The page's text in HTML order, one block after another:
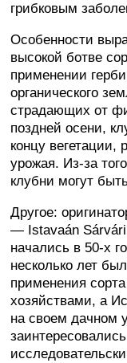
грибковым
Особенности
высокой ботве
применении
органического
страдающих от
поздней осени,
концу вегетации,
урожая. Из-за
клубни могут
Другое:
— Istavaán
начались в 50-х
несколько лет
применения
хозяйствами, а
на своем дачном